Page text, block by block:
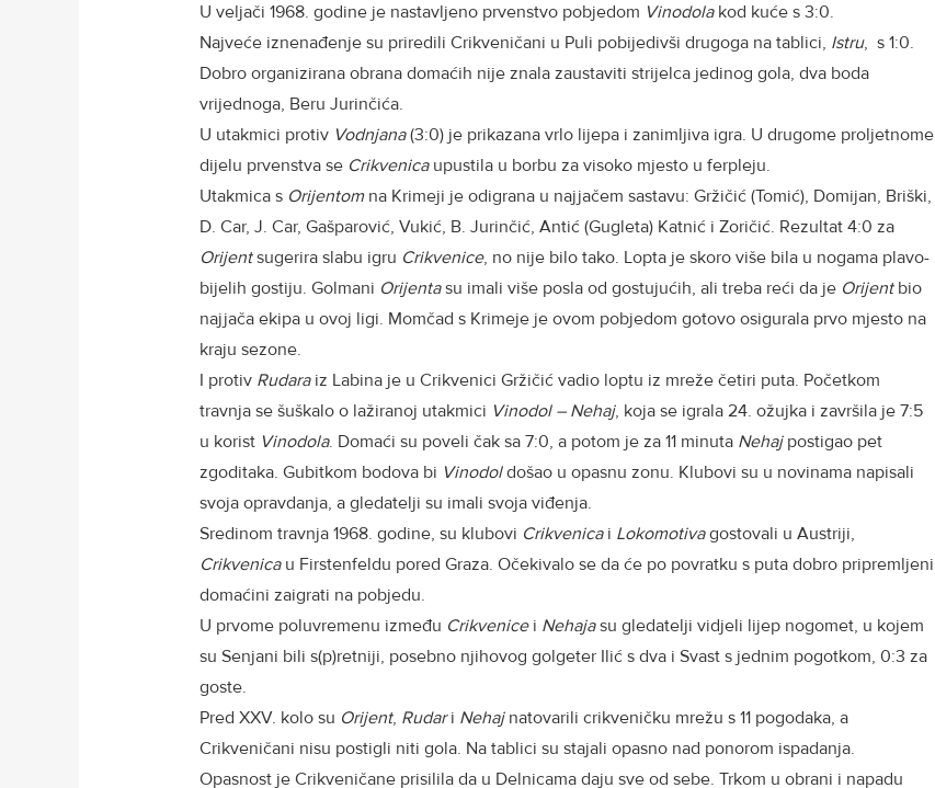
U veljači 1968. godine je nastavljeno prvenstvo pobjedom Vinodolakod kuće s 3:0.
Najveće iznenađenje su priredili Crikveničani u Puli pobijedivši drugoga na tablici, Istru, s 1:0.
Dobro organizirana obrana domaćih nije znala zaustaviti strijelca jedinog gola, dva boda
vrijednoga, Beru Jurinčića.
U utakmici protiv Vodnjana(3:0) je prikazana vrlo lijepa i zanimljiva igra. U drugome proljetnome
dijelu prvenstva se Crikvenica upustila u borbu za visoko mjesto u ferpleju.
Utakmica s Orijentomna Krimeji je odigrana u najjačem sastavu: Gržičić (Tomić), Domijan, Briški,
D. Car, J. Car, Gašparović, Vukić, B. Jurinčić, Antić (Gugleta) Katnić i Zoričić. Rezultat 4:0 za
Orijentsugerira slabu igru Crikvenice, no nije bilo tako. Lopta je skoro više bila u nogama plavo-
bijelih gostiju. Golmani Orijentasu imali više posla od gostujućih, ali treba reći da je Orijent bio
najjača ekipa u ovoj ligi. Momčad s Krimeje je ovom pobjedom gotovo osigurala prvo mjesto na
kraju sezone.
I protiv Rudaraiz Labina je u Crikvenici Gržičić vadio loptu iz mreže četiri puta. Početkom
travnja se šuškalo o lažiranoj utakmici Vinodol – Nehaj, koja se igrala 24. ožujka i završila je 7:5
u korist Vinodola. Domaći su poveli čak sa 7:0, a potom je za 11 minuta Nehajpostigao pet
zgoditaka. Gubitkom bodova bi Vinodoldošao u opasnu zonu. Klubovi su u novinama napisali
svoja opravdanja, a gledatelji su imali svoja viđenja.
Sredinom travnja 1968. godine, su klubovi Crikvenicai Lokomotivagostovali u Austriji,
Crikvenicau Firstenfeldu pored Graza. Očekivalo se da će po povratku s puta dobro pripremljeni
domaćini zaigrati na pobjedu.
U prvome poluvremenu između Crikvenicei Nehajasu gledatelji vidjeli lijep nogomet, u kojem
su Senjani bili s(p)retniji, posebno njihovog golgeter Ilić s dva i Svast s jednim pogotkom, 0:3 za
goste.
Pred XXV. kolo su Orijent, Rudari Nehajnatovarili crikveničku mrežu s 11 pogodaka, a
Crikveničani nisu postigli niti gola. Na tablici su stajali opasno nad ponorom ispadanja.
Opasnost je Crikveničane prisilila da u Delnicama daju sve od sebe. Trkom u obrani i napadu